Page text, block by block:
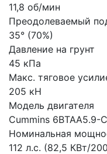
11,8 об/мин
Преодолеваемый
35° (70%)
Давление на грунт
45 кПа
Макс. тяговое
205 кН
Модель двигателя
Cummins 6BTAA5.9-
Номинальная
112 л.с. (82,5 КВт/